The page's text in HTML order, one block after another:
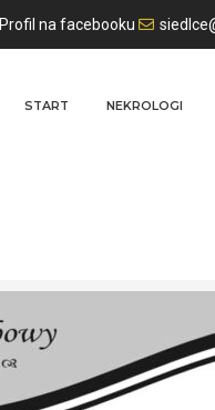
Profil na facebooku
START NEKROLOGI